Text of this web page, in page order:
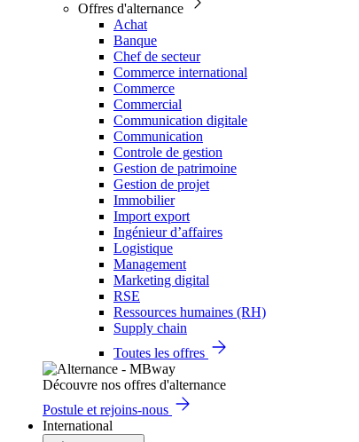
Offres d'alternance
Achat
Banque
Chef de secteur
Commerce international
Commerce
Commercial
Communication digitale
Communication
Controle de gestion
Gestion de patrimoine
Gestion de projet
Immobilier
Import export
Ingénieur d’affaires
Logistique
Management
Marketing digital
RSE
Ressources humaines (RH)
Supply chain
Toutes les offres
Découvre nos offres d'alternance
Postule et rejoins-nous
International